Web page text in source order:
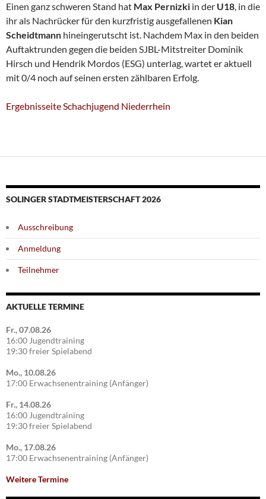
Einen ganz schweren Stand hat Max Pernizki in der U18, in die
ihr als Nachrücker für den kurzfristig ausgefallenen Kian
Scheidtmann hineingerutscht ist. Nachdem Max in den beiden
Auftaktrunden gegen die beiden SJBL-Mitstreiter Dominik
Hirsch und Hendrik Mordos (ESG) unterlag, wartet er aktuell
mit 0/4 noch auf seinen ersten zählbaren Erfolg.
Ergebnisseite Schachjugend Niederrhein
SOLINGER STADTMEISTERSCHAFT 2026
Ausschreibung
Anmeldung
Teilnehmer
AKTUELLE TERMINE
Fr., 07.08.26
16:00 Jugendtraining
19:30 freier Spielabend
Mo., 10.08.26
17:00 Erwachsenentraining (Anfänger)
Fr., 14.08.26
16:00 Jugendtraining
19:30 freier Spielabend
Mo., 17.08.26
17:00 Erwachsenentraining (Anfänger)
Weitere Termine